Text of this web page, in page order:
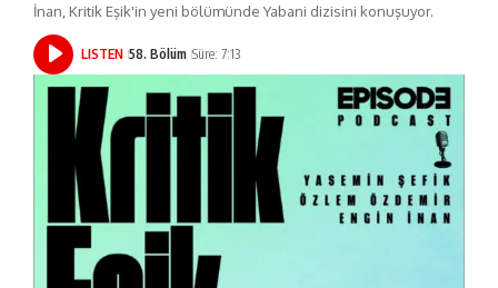
İnan, Kritik Eşik'in yeni bölümünde Yabani dizisini konuşuyor.
LISTEN 58. Bölüm Süre: 7:13